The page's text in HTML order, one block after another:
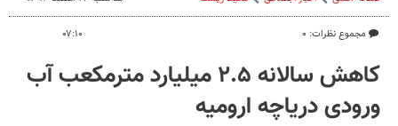
مجموع نظرات: ۰ ۰۷:۱۰
کاهش سالانه ۲.۵ میلیارد مترمکعب آب
ورودی دریاچه ارومیه